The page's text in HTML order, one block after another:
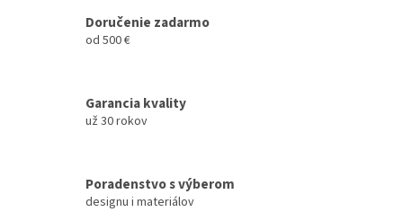
Doručenie zadarmo
od 500 €
Garancia kvality
už 30 rokov
Poradenstvo s výberom
designu i materiálov